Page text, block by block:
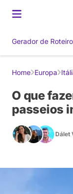
Gerador de
Home Europa
O que
passeios
Dálet